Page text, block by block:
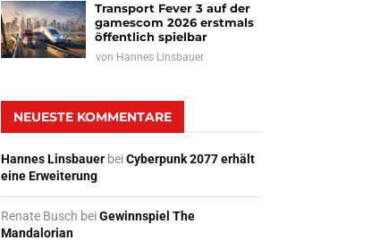
Transport Fever 3 auf der
gamescom 2026 erstmals
öffentlich spielbar
von Hannes Linsbauer
NEUESTE KOMMENTARE
Hannes Linsbauer beiCyberpunk 2077 erhält
eine Erweiterung
Renate Busch beiGewinnspiel The
Mandalorian